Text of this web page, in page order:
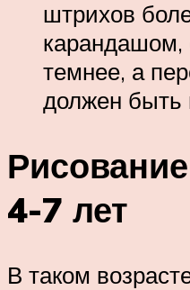
штрихов
карандашом,
темнее, а
должен
4-7 лет
В таком